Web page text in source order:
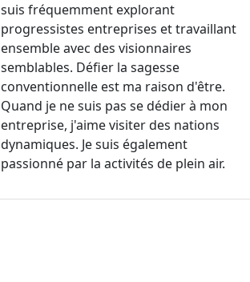
suis fréquemment explorant
progressistes entreprises et travaillant
ensemble avec des visionnaires
semblables. Défier la sagesse
conventionnelle est ma raison d'être.
Quand je ne suis pas se dédier à mon
entreprise, j'aime visiter des nations
dynamiques. Je suis également
passionné par la activités de plein air.